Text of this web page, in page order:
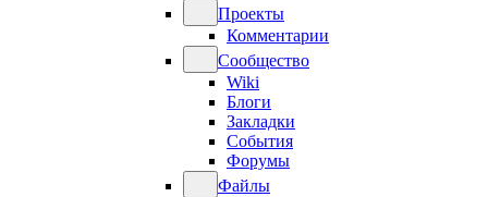
Проекты
Комментарии
Сообщество
Wiki
Блоги
Закладки
События
Форумы
Файлы